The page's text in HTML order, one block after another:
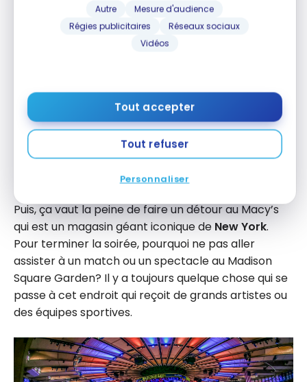
Autre
Mesure d'audience
Régies publicitaires
Réseaux sociaux
Vidéos
Tout accepter
Tout refuser
Personnaliser
novembre et est allumé lors de la
cérémonie duannual lightning
déroule le premier mercredi suivant
l’Action de grâce américaine ou
Thanksgiving.
Puis, ça vaut la peine de faire un détour au Macy’s
qui est un magasin géant iconique de New York.
Pour terminer la soirée, pourquoi ne pas aller
assister à un match ou un spectacle au Madison
Square Garden? Il y a toujours quelque chose qui se
passe à cet endroit qui reçoit de grands artistes ou
des équipes sportives.